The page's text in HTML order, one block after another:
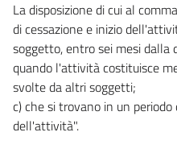
La disposizione di cui al
di cessazione e inizio
soggetto, entro sei mesi dalla
quando l'attività costituisce
svolte da altri soggetti;
c) che si trovano in un
dell'attività".